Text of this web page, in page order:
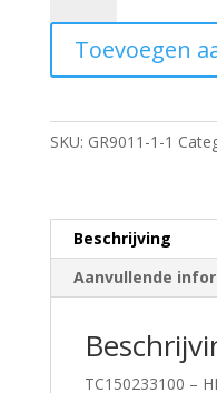
HDPE
vuilniszak
grijs,
25x20st
500
doos
aantal
Toevoegen
SKU: GR9011-1-1
Beschrijving
Aanvullende
TC150233100 –